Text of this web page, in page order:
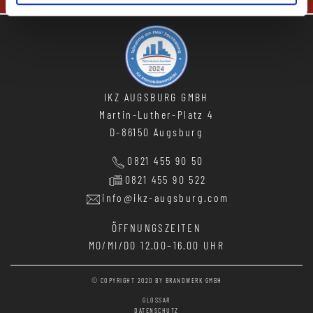
IKZ AUGSBURG GMBH
Martin-Luther-Platz 4
D-86150 Augsburg
0821 455 90 50
0821 455 90 522
info@ikz-augsburg.com
ÖFFNUNGSZEITEN
MO/MI/DO 12.00–16.00 UHR
© COPYRIGHT 2020 BY BRANDWERK GMBH
GLOSSAR
DATENSCHUTZ